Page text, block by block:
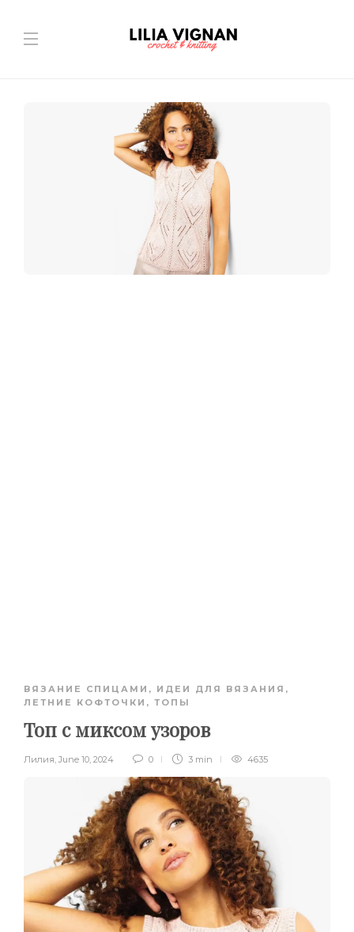
ВЯЗАНИЕ СПИЦАМИ , ИДЕИ ДЛЯ ВЯЗАНИЯ ,
ЛЕТНИЕ КОФТОЧКИ, ТОПЫ
Топ с миксом узоров
Лилия, June 10, 2024 0 3 min 4635